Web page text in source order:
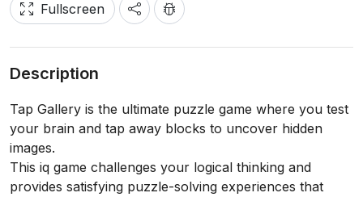
Fullscreen
Description
Tap Gallery is the ultimate puzzle game where you test
your brain and tap away blocks to uncover hidden
images.
This iq game challenges your logical thinking and
provides satisfying puzzle-solving experiences that